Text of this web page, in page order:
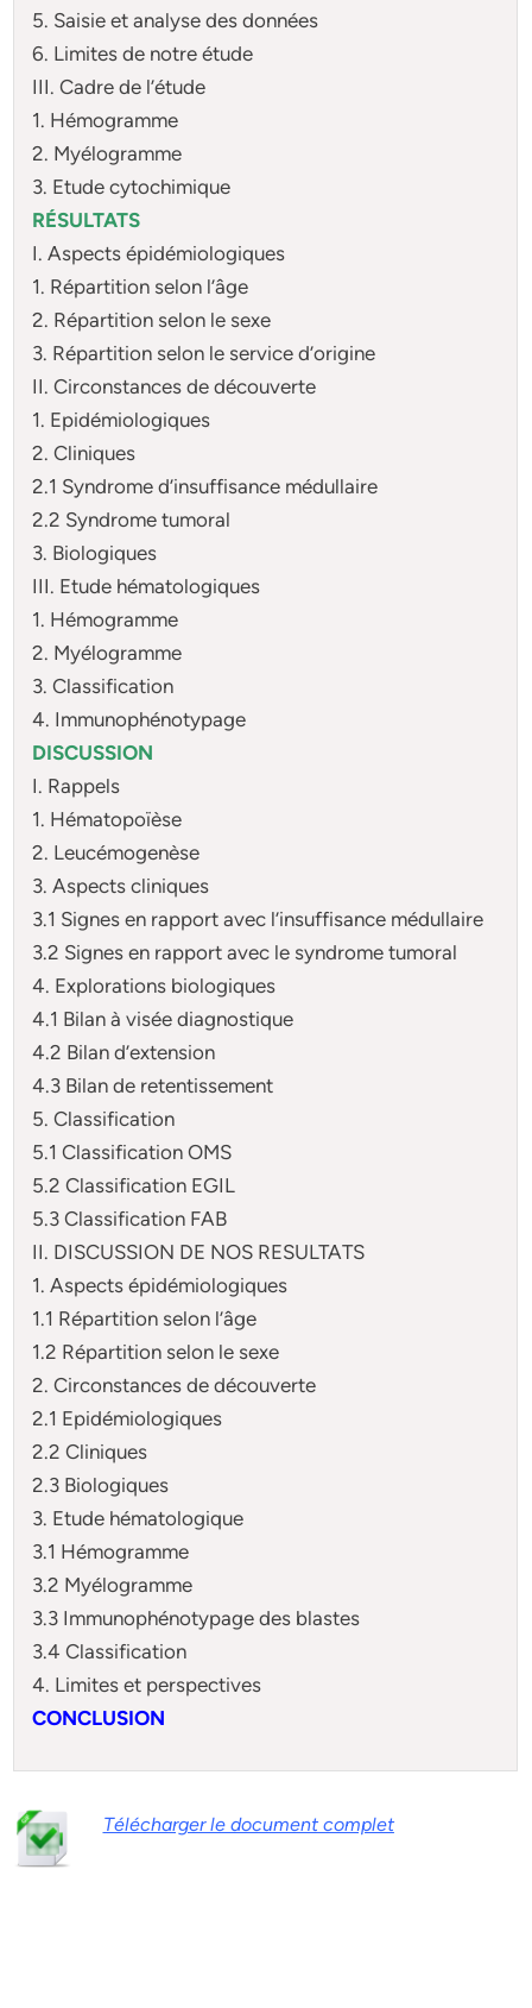
5. Saisie et analyse des données
6. Limites de notre étude
III. Cadre de l’étude
1. Hémogramme
2. Myélogramme
3. Etude cytochimique
RÉSULTATS
I. Aspects épidémiologiques
1. Répartition selon l’âge
2. Répartition selon le sexe
3. Répartition selon le service d’origine
II. Circonstances de découverte
1. Epidémiologiques
2. Cliniques
2.1 Syndrome d’insuffisance médullaire
2.2 Syndrome tumoral
3. Biologiques
III. Etude hématologiques
1. Hémogramme
2. Myélogramme
3. Classification
4. Immunophénotypage
DISCUSSION
I. Rappels
1. Hématopoïèse
2. Leucémogenèse
3. Aspects cliniques
3.1 Signes en rapport avec l’insuffisance médullaire
3.2 Signes en rapport avec le syndrome tumoral
4. Explorations biologiques
4.1 Bilan à visée diagnostique
4.2 Bilan d’extension
4.3 Bilan de retentissement
5. Classification
5.1 Classification OMS
5.2 Classification EGIL
5.3 Classification FAB
II. DISCUSSION DE NOS RESULTATS
1. Aspects épidémiologiques
1.1 Répartition selon l’âge
1.2 Répartition selon le sexe
2. Circonstances de découverte
2.1 Epidémiologiques
2.2 Cliniques
2.3 Biologiques
3. Etude hématologique
3.1 Hémogramme
3.2 Myélogramme
3.3 Immunophénotypage des blastes
3.4 Classification
4. Limites et perspectives
CONCLUSION
Télécharger le document complet